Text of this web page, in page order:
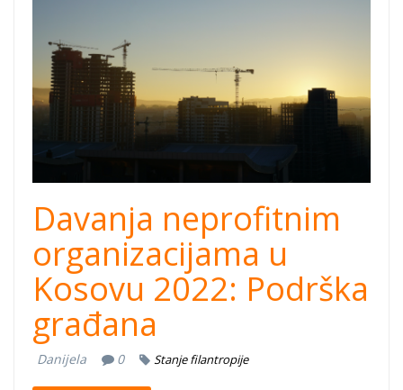
NPO-blog.png
Davanja neprofitnim
organizacijama u
Kosovu 2022: Podrška
građana
Danijela 0 Stanje filantropije